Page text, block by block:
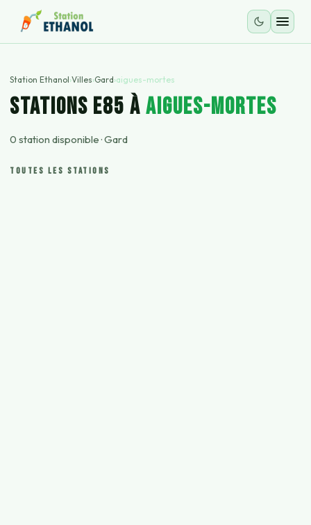
Station Ethanol›Villes›Gard›aigues-mortes
STATIONS E85 Àaigues-mortes
0 station disponible ·Gard
TOUTES LES STATIONS